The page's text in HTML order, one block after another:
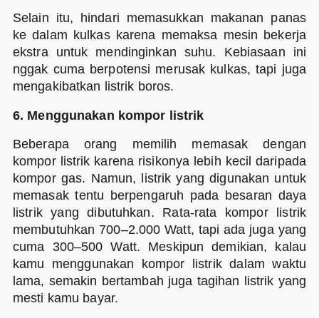
Selain itu, hindari memasukkan makanan panas
ke dalam kulkas karena memaksa mesin bekerja
ekstra untuk mendinginkan suhu. Kebiasaan ini
nggak cuma berpotensi merusak kulkas, tapi juga
mengakibatkan listrik boros.
6. Menggunakan kompor listrik
Beberapa orang memilih memasak dengan
kompor listrik karena risikonya lebih kecil daripada
kompor gas. Namun, listrik yang digunakan untuk
memasak tentu berpengaruh pada besaran daya
listrik yang dibutuhkan. Rata-rata kompor listrik
membutuhkan 700–2.000 Watt, tapi ada juga yang
cuma 300–500 Watt. Meskipun demikian, kalau
kamu menggunakan kompor listrik dalam waktu
lama, semakin bertambah juga tagihan listrik yang
mesti kamu bayar.